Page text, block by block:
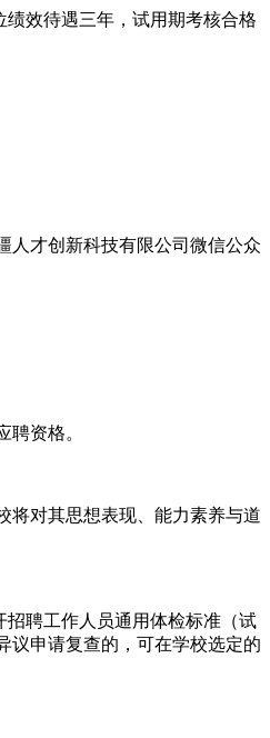
效待遇三年，试用期考核合格
人才创新科技有限公司微信公众
资格。
将对其思想表现、能力素养与道
聘工作人员通用体检标准（试
议申请复查的，可在学校选定的